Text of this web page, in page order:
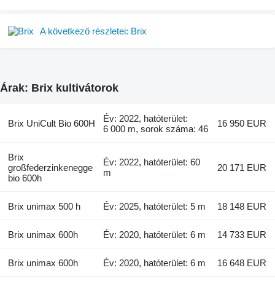
A következő részletei: Brix
Árak: Brix kultivátorok
Brix UniCult Bio 600H
Év: 2022, hatóterület:
6 000 m, sorok száma: 46
16 950 EUR
Brix
großfederzinkenegge
bio 600h
Év: 2022, hatóterület: 60
m
20 171 EUR
Brix unimax 500 h Év: 2025, hatóterület: 5 m 18 148 EUR
Brix unimax 600h Év: 2020, hatóterület: 6 m 14 733 EUR
Brix unimax 600h Év: 2020, hatóterület: 6 m 16 648 EUR